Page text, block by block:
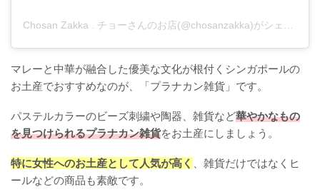
マレーと中華が融合した優美な文化が根付くシンガポールの
お土産でおすすめなのが、「プラナカン雑貨」です。
パステルカラーのビーズ刺繍や陶器、雑貨など華やかなもの
を見つけられるプラナカン雑貨をお土産にしましょう。
特に女性へのお土産として人気が高く
、雑貨だけではなくヒ
ールなどの商品も素敵です。